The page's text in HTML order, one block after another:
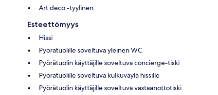
Art deco -tyylinen
Esteettömyys
Hissi
Pyörätuolille soveltuva yleinen WC
Pyörätuolin käyttäjille soveltuva concierge-tiski
Pyörätuolille soveltuva kulkuväylä hissille
Pyörätuolin käyttäjille soveltuva vastaanottotiski